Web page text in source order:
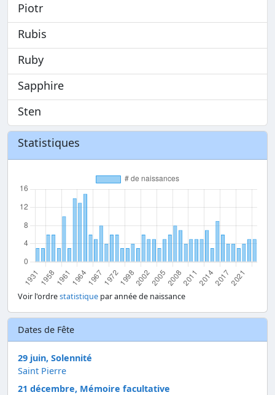
Piotr
Rubis
Ruby
Sapphire
Sten
Statistiques
Voir l'ordrestatistique par année de naissance
Dates de Fête
29 juin, Solennité
Saint Pierre
21 décembre, Mémoire facultative